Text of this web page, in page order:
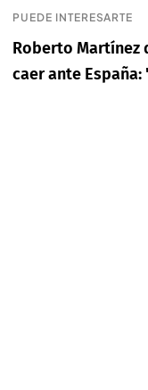
PUEDE INTERESARTE
Roberto Martínez
caer ante